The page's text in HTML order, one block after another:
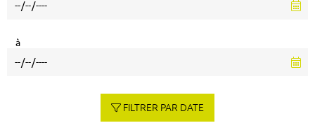
à
FILTRER PAR DATE